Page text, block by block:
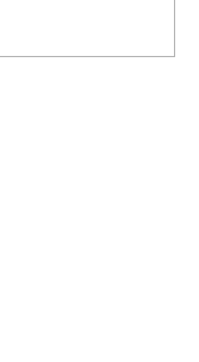
光の羽新
作 另一主題